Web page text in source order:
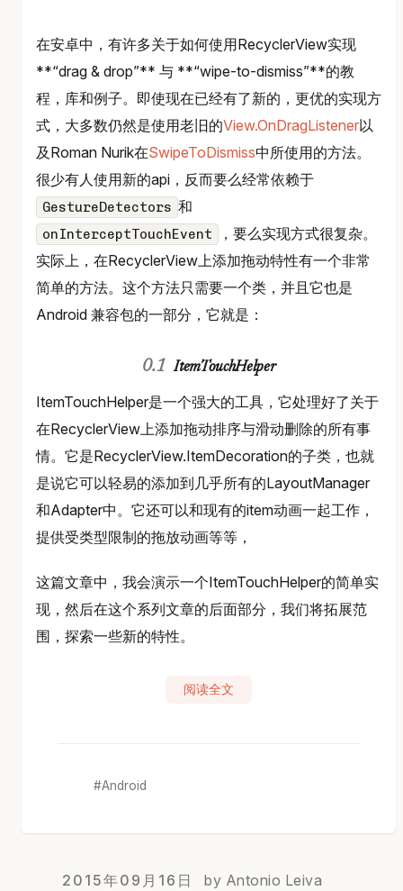
在安卓中，有许多关于如何使用RecyclerView实现
**“drag & drop”** 与 **“wipe-to-dismiss”**的教
程，库和例子。即使现在已经有了新的，更优的实现方
式，大多数仍然是使用老旧的View.OnDragListener以
及Roman Nurik在SwipeToDismiss中所使用的方法。
很少有人使用新的api，反而要么经常依赖于
GestureDetectors 和
onInterceptTouchEvent
，要么实现方式很复杂。
实际上，在RecyclerView上添加拖动特性有一个非常
简单的方法。这个方法只需要一个类，并且它也是
Android 兼容包的一部分，它就是：
ItemTouchHelper
ItemTouchHelper是一个强大的工具，它处理好了关于
在RecyclerView上添加拖动排序与滑动删除的所有事
情。它是RecyclerView.ItemDecoration的子类，也就
是说它可以轻易的添加到几乎所有的LayoutManager
和Adapter中。它还可以和现有的item动画一起工作，
提供受类型限制的拖放动画等等，
这篇文章中，我会演示一个ItemTouchHelper的简单实
现，然后在这个系列文章的后面部分，我们将拓展范
围，探索一些新的特性。
阅读全文
Android
2015年09月16日 by Antonio Leiva